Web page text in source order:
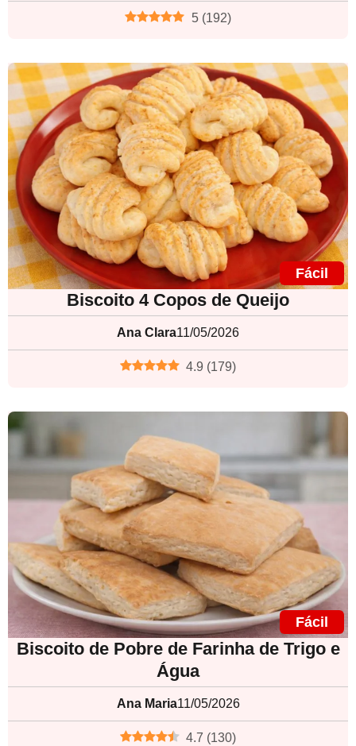
5 (192)
Fácil
Biscoito 4 Copos de Queijo
Ana Clara11/05/2026
4.9 (179)
Fácil
Biscoito de Pobre de Farinha de Trigo e
Água
Ana Maria11/05/2026
4.7 (130)